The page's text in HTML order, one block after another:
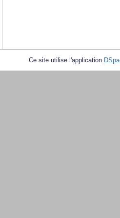
Ce site utilise l'application